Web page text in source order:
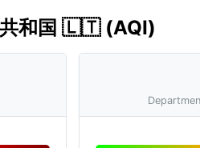
共和国 🇱🇹 (AQI)